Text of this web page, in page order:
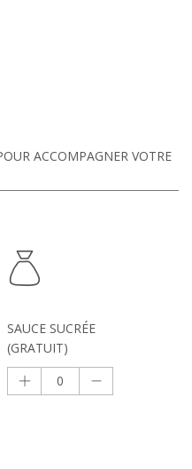
ACCOMPAGNER VOTRE
SAUCE SUCRÉE
(GRATUIT)